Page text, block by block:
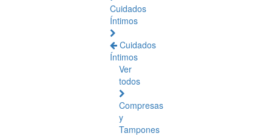
Cuidados
Íntimos
Cuidados
Íntimos
Ver
todos
Compresas
y
Tampones